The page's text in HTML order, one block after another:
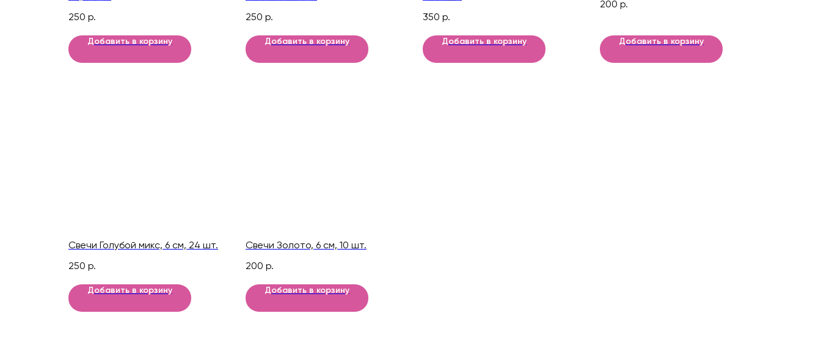
250 р.
Добавить в корзину
250 р.
Добавить в корзину
350 р.
Добавить в корзину
200 р.
Добавить в корзину
Свечи Голубой микс, 6 см, 24 шт.
250 р.
Добавить в корзину
Свечи Золото, 6 см, 10 шт.
200 р.
Добавить в корзину